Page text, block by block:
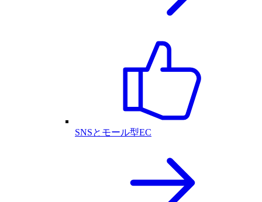
SNSとモール型EC